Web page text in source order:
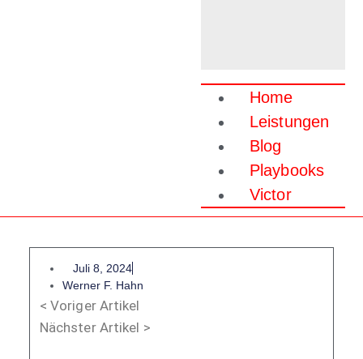
Home
Leistungen
Blog
Playbooks
Victor
Juli 8, 2024
Werner F. Hahn
< Voriger Artikel
Nächster Artikel >